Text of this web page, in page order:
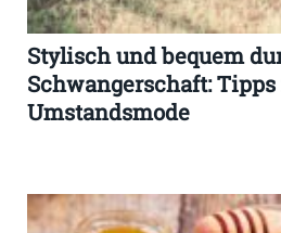
Stylisch und bequem
Schwangerschaft:
Umstandsmode